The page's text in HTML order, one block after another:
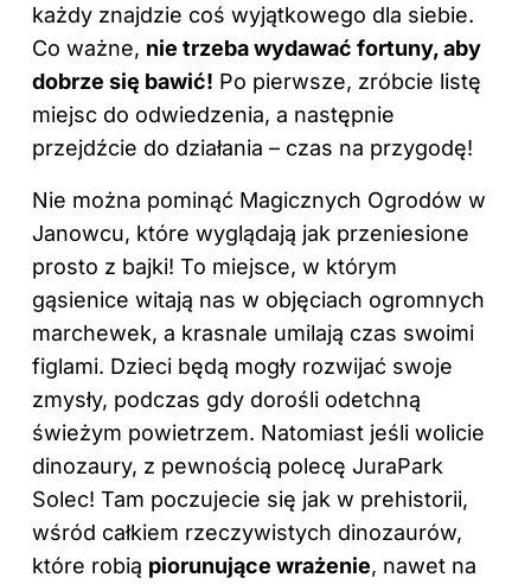
każdy znajdzie coś wyjątkowego dla siebie.
Co ważne, nie trzeba wydawać fortuny, aby
dobrze się bawić! Po pierwsze, zróbcie listę
miejsc do odwiedzenia, a następnie
przejdźcie do działania – czas na przygodę!
Nie można pominąć Magicznych Ogrodów w
Janowcu, które wyglądają jak przeniesione
prosto z bajki! To miejsce, w którym
gąsienice witają nas w objęciach ogromnych
marchewek, a krasnale umilają czas swoimi
figlami. Dzieci będą mogły rozwijać swoje
zmysły, podczas gdy dorośli odetchną
świeżym powietrzem. Natomiast jeśli wolicie
dinozaury, z pewnością polecę JuraPark
Solec! Tam poczujecie się jak w prehistorii,
wśród całkiem rzeczywistych dinozaurów,
które robią piorunujące wrażenie, nawet na